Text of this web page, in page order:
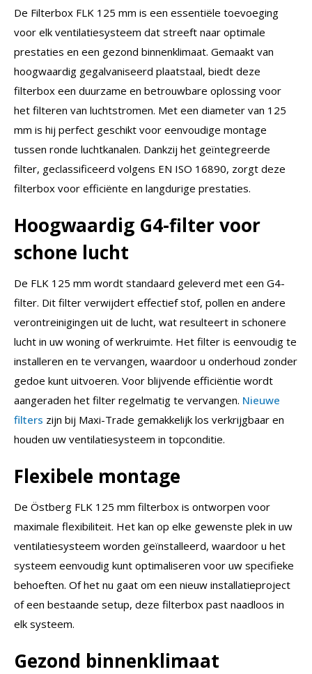
De Filterbox FLK 125 mm is een essentiële toevoeging
voor elk ventilatiesysteem dat streeft naar optimale
prestaties en een gezond binnenklimaat. Gemaakt van
hoogwaardig gegalvaniseerd plaatstaal, biedt deze
filterbox een duurzame en betrouwbare oplossing voor
het filteren van luchtstromen. Met een diameter van 125
mm is hij perfect geschikt voor eenvoudige montage
tussen ronde luchtkanalen. Dankzij het geïntegreerde
filter, geclassificeerd volgens EN ISO 16890, zorgt deze
filterbox voor efficiënte en langdurige prestaties.
Hoogwaardig G4-filter voor
schone lucht
De FLK 125 mm wordt standaard geleverd met een G4-
filter. Dit filter verwijdert effectief stof, pollen en andere
verontreinigingen uit de lucht, wat resulteert in schonere
lucht in uw woning of werkruimte. Het filter is eenvoudig te
installeren en te vervangen, waardoor u onderhoud zonder
gedoe kunt uitvoeren. Voor blijvende efficiëntie wordt
aangeraden het filter regelmatig te vervangen. Nieuwe
filters zijn bij Maxi-Trade gemakkelijk los verkrijgbaar en
houden uw ventilatiesysteem in topconditie.
Flexibele montage
De Östberg FLK 125 mm filterbox is ontworpen voor
maximale flexibiliteit. Het kan op elke gewenste plek in uw
ventilatiesysteem worden geïnstalleerd, waardoor u het
systeem eenvoudig kunt optimaliseren voor uw specifieke
behoeften. Of het nu gaat om een nieuw installatieproject
of een bestaande setup, deze filterbox past naadloos in
elk systeem.
Gezond binnenklimaat